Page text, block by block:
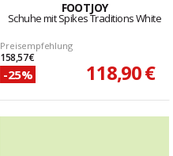
FOOTJOY
Schuhe mit Spikes Traditions White
Preisempfehlung
158,57 €
-25% 118,90 €